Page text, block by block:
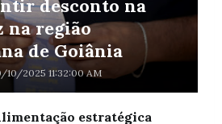
desconto na
na região
de Goiânia
10/2025 11:32:00 AM
estratégica